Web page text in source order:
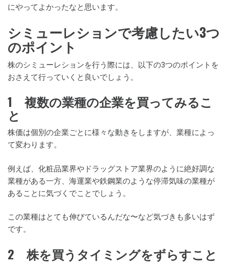
にやってよかったなと思います。
シミューレションで考慮したい3つ
のポイント
株のシミューレションを行う際には、以下の3つのポイントを
おさえて行っていくと良いでしょう。
1 複数の業種の企業を買ってみるこ
と
株価は個別の企業ごとに様々な動きをしますが、業種によっ
て変わります。
例えば、化粧品業界やドラッグストア業界のように絶好調な
業種がある一方、海運業や鉄鋼業のような停滞気味の業種が
あることに気づくでことでしょう。
この業種はとても伸びているんだな〜など気づきも多いはず
です。
2 株を買うタイミングをずらすこと